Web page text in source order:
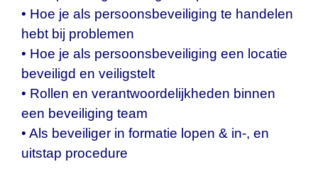
• Hoe je als persoonsbeveiliging te handelen
hebt bij problemen
• Hoe je als persoonsbeveiliging een locatie
beveiligd en veiligstelt
• Rollen en verantwoordelijkheden binnen
een beveiliging team
• Als beveiliger in formatie lopen & in-, en
uitstap procedure